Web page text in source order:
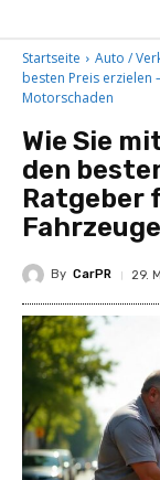
Startseite Auto /
besten Preis erzielen
Motorschaden
Wie Sie
den
Ratgeber
By CarPR 29.